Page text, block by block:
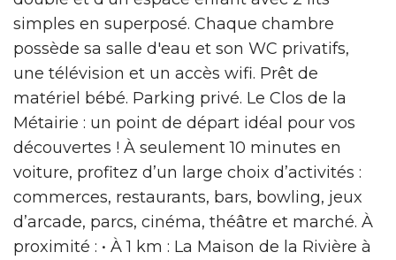
simples en superposé. Chaque chambre
possède sa salle d'eau et son WC privatifs,
une télévision et un accès wifi. Prêt de
matériel bébé. Parking privé. Le Clos de la
Métairie : un point de départ idéal pour vos
découvertes ! À seulement 10 minutes en
voiture, profitez d’un large choix d’activités :
commerces, restaurants, bars, bowling, jeux
d’arcade, parcs, cinéma, théâtre et marché. À
proximité : • À 1 km : La Maison de la Rivière à